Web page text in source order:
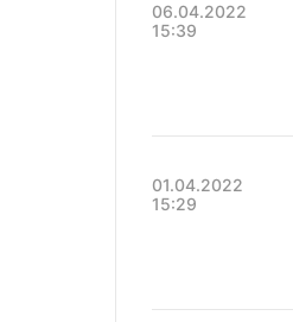
06.04.2022
15:39
01.04.2022
15:29